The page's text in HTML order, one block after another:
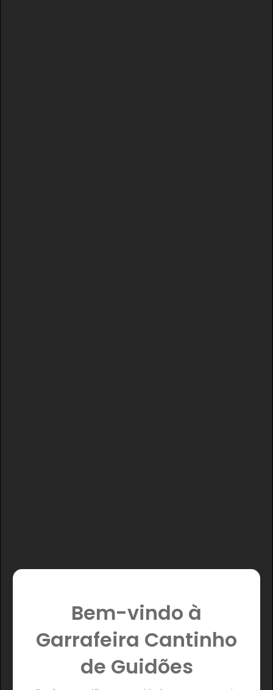
Bem-vindo à
Garrafeira Cantinho
de Guidões